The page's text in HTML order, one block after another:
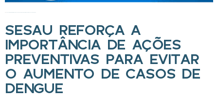
SESAU REFORÇA A
IMPORTÂNCIA DE AÇÕES
PREVENTIVAS PARA EVITAR
O AUMENTO DE CASOS DE
DENGUE